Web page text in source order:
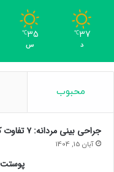
37
℃
د
35
℃
س
محبوب
جراحی بینی مردانه: ۷ تفاوت کلیدی که بینی شما را “زنانه” نمی‌کند!
آبان 15, 1404
پوستت